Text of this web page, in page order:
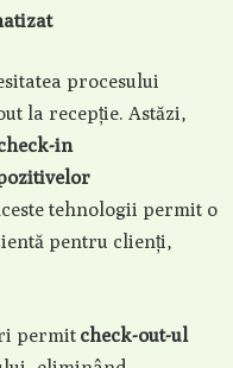
procesului
la recepție. Astăzi,
in
tehnologii permit o
pentru clienți,
permit check-out-ul